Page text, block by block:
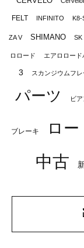
FELT INFINITO K8-
ZA V SHIMANO SK
ロロード エアロロード
3
スカンジウムフレ
パーツ ビ
ブレーキ ロ
中古